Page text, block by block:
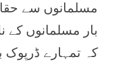
مسلمانوں سے
بار مسلمانوں کے
کہ تمہارے